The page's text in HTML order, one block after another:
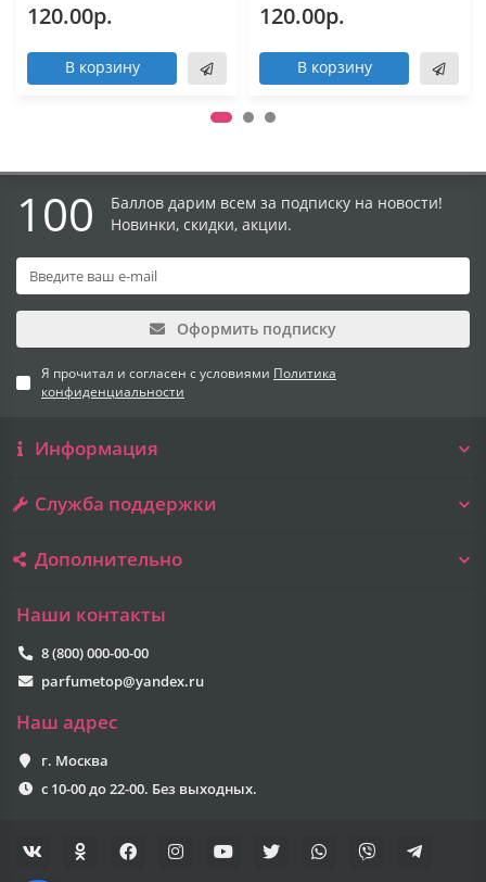
120.00р.
В корзину
120.00р.
В корзину
100
Баллов дарим всем за подписку на новости!
Новинки, скидки, акции.
Оформить подписку
Я прочитал и согласен с условиями Политика
конфиденциальности
Информация
Служба поддержки
Дополнительно
Наши контакты
8 (800) 000-00-00
parfumetop@yandex.ru
Наш адрес
г. Москва
с 10-00 до 22-00. Без выходных.